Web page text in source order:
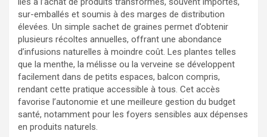
sur-emballés et soumis à des marges de distribution
élevées. Un simple sachet de graines permet d’obtenir
plusieurs récoltes annuelles, offrant une abondance
d’infusions naturelles à moindre coût. Les plantes telles
que la menthe, la mélisse ou la verveine se développent
facilement dans de petits espaces, balcon compris,
rendant cette pratique accessible à tous. Cet accès
favorise l’autonomie et une meilleure gestion du budget
santé, notamment pour les foyers sensibles aux dépenses
en produits naturels.